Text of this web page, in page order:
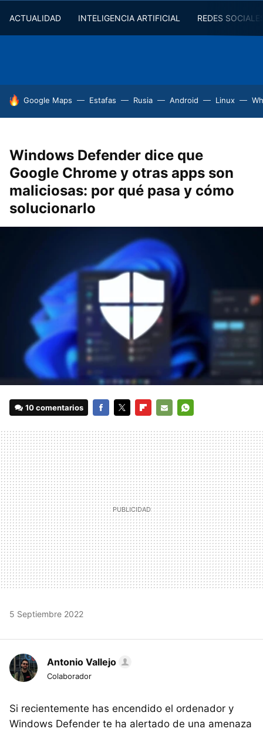
ACTUALIDAD INTELIGENCIA ARTIFICIAL REDES
HOY SE HABLA DE
Google Maps Estafas Rusia Android Linux
Windows Defender dice que
Google Chrome y otras apps son
maliciosas: por qué pasa y cómo
solucionarlo
10 comentarios
MAIL
5 Septiembre 2022
Antonio Vallejo
Colaborador
Si recientemente has encendido el ordenador y
Windows Defender te ha alertado de una amenaza